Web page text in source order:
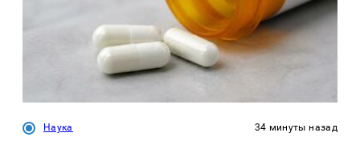
Наука 34 минуты назад